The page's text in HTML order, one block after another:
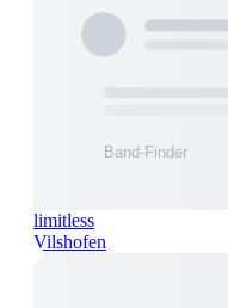
limitless
Vilshofen